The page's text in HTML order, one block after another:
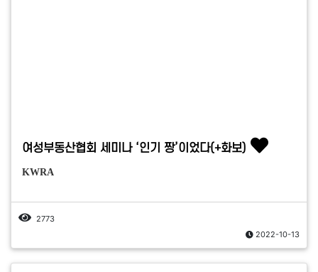
여성부동산협회 세미나 ‘인기 짱’이었다(+화보)
KWRA
2773
2022-10-13